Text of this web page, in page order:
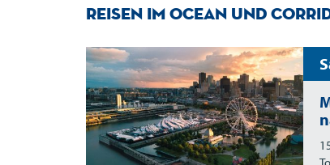
Reisen im Ocean und